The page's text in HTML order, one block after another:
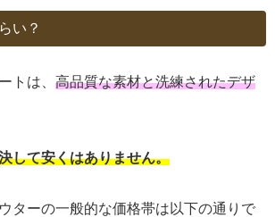
い？
トは、 高品質な素材と洗練されたデザ
して安くはありません。
ターの一般的な価格帯は以下の通りで